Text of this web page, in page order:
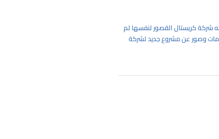
شركة كريستال القصور لنفسها لم
من 30 عاماً. نعرض اليوم لكم معلومات وصور عن مشروع جديد لشركة